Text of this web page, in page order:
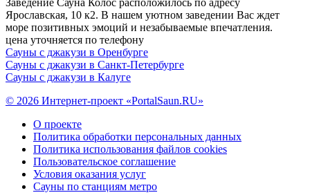
Ярославская, 10 к2. В нашем уютном заведении Вас ждет
море позитивных эмоций и незабываемые впечатления.
цена уточняется по телефону
Сауны с джакузи в Оренбурге
Сауны с джакузи в Санкт-Петербурге
Сауны с джакузи в Калуге
© 2026 Интернет-проект «PortalSaun.RU»
О проекте
Политика обработки персональных данных
Политика использования файлов cookies
Пользовательское соглашение
Условия оказания услуг
Сауны по станциям метро